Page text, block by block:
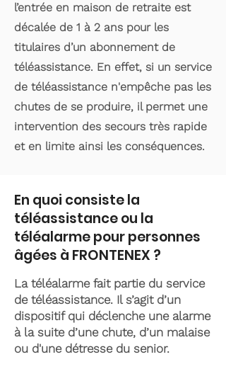
l’entrée en maison de retraite est
décalée de 1 à 2 ans pour les
titulaires d’un abonnement de
téléassistance. En effet, si un service
de téléassistance n'empêche pas les
chutes de se produire, il permet une
intervention des secours très rapide
et en limite ainsi les conséquences.
En quoi consiste la
téléassistance ou la
téléalarme pour personnes
âgées à FRONTENEX ?
La téléalarme fait partie du service
de téléassistance. Il s’agit d’un
dispositif qui déclenche une alarme
à la suite d’une chute, d’un malaise
ou d'une détresse du senior.